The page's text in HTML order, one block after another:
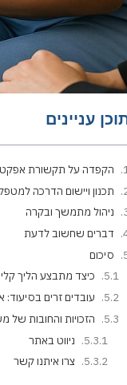
עניינים
הקפדה על תקשורת
תכנון ויישום הדרכה
ניהול מתמשך ובקרה
דברים שחשוב לדעת
סיכום
כיצד מתבצע הליך
עובדים זרים בסיעוד:
הזכויות והחובות
ניווט באתר
צרו איתנו קשר